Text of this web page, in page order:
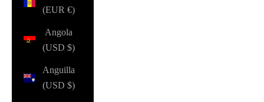
(EUR €)
Angola
(USD $)
Anguilla
(USD $)